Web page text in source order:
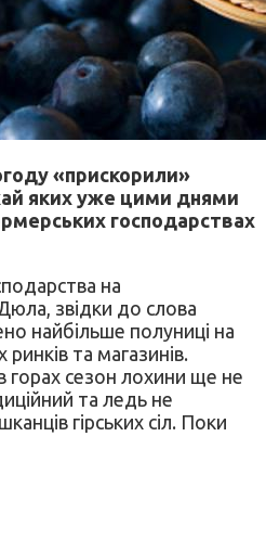
«прискорили»
яких уже цими днями
господарствах
на
звідки до слова
найбільше полуниці на
та магазинів.
горах сезон лохини ще не
та ледь не
гірських сіл. Поки